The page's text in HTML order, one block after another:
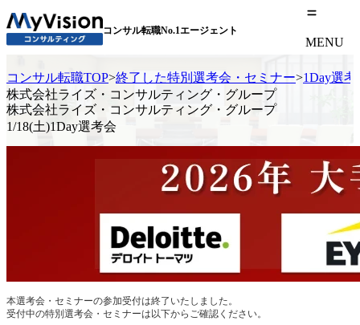
コンサル転職No.1エージェント
MENU
コンサル転職TOP>終了した特別選考会・セミナー>1Day選考
株式会社ライズ・コンサルティング・グループ
株式会社ライズ・コンサルティング・グループ
1/18(土)1Day選考会
本選考会・セミナーの参加受付は終了いたしました。
受付中の特別選考会・セミナーは以下からご確認ください。